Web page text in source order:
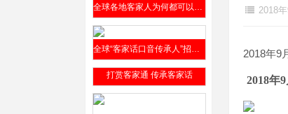
全球各地客家人为何都可以参阅邱锡凤编撰的《客家方言上杭话大词典》？
全球“客家话口音传承人”招贤榜2019年9月4日公开发布
打赏客家通 传承客家话
2018
2018年9
2018年9